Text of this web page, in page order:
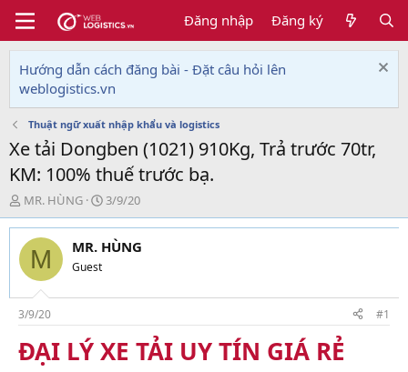
Đăng nhập Đăng ký
Hướng dẫn cách đăng bài - Đặt câu hỏi lên
weblogistics.vn
Thuật ngữ xuất nhập khẩu và logistics
Xe tải Dongben (1021) 910Kg, Trả trước 70tr,
KM: 100% thuế trước bạ.
T
h
r
e
d
s
t
a
r
t
MR. HÙNG
N
g
à
y
i
3/9/20
M MR. HÙNG
Guest
3/9/20 #1
ĐẠI LÝ XE TẢI UY TÍN GIÁ RẺ